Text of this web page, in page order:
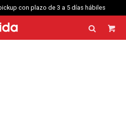
con plazo de 3 a 5 días hábiles